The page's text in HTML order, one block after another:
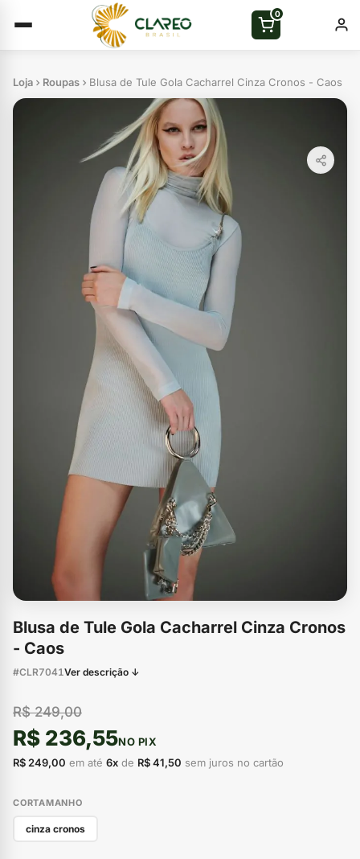
0
Loja Roupas Blusa de Tule Gola Cacharrel Cinza Cronos - Caos
Blusa de Tule Gola Cacharrel Cinza Cronos
- Caos
#CLR7041Ver descrição ↓
R$ 249,00
R$ 236,55NO PIX
R$ 249,00 em até 6x de R$ 41,50 sem juros no cartão
CORTAMANHO
cinza cronos